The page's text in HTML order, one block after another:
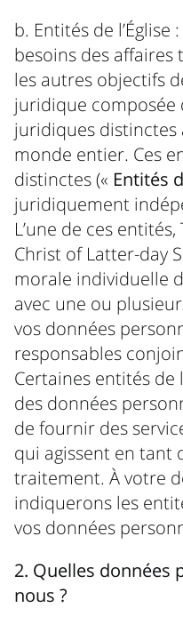
b. Entités de
besoins des
les autres objectifs
juridique composée
juridiques distinctes
monde entier. Ces
distinctes (« Entités
juridiquement
L’une de ces
Christ of Latter-day
morale individuelle
avec une ou
vos données
responsables
Certaines entités de
des données
de fournir des
qui agissent en tant
traitement. À votre
indiquerons les
vos données
2. Quelles données
nous ?